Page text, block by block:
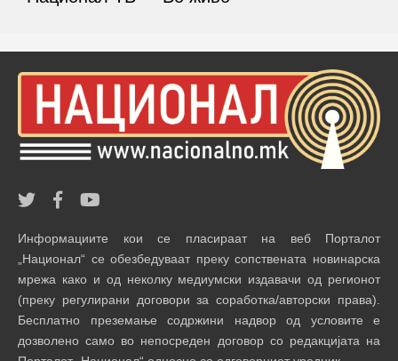
Информациите кои се пласираат на веб Порталот
„Национал“ се обезбедуваат преку сопствената новинарска
мрежа како и од неколку медиумски издавачи од регионот
(преку регулирани договори за соработка/авторски права).
Бесплатно преземање содржини надвор од условите е
дозволено само во непосреден договор со редакцијата на